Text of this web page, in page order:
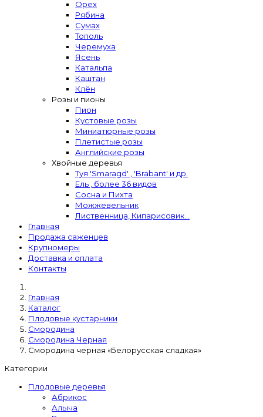
Орех
Рябина
Сумах
Тополь
Черемуха
Ясень
Катальпа
Каштан
Клён
Розы и пионы
Пион
Кустовые розы
Миниатюрные розы
Плетистые розы
Английские розы
Хвойные деревья
Туя 'Smaragd' , 'Brabant' и др.
Ель , более 36 видов
Сосна и Пихта
Можжевельник
Лиственница, Кипарисовик...
Главная
Продажа саженцев
Крупномеры
Доставка и оплата
Контакты
Главная
Каталог
Плодовые кустарники
Смородина
Смородина Черная
Смородина черная «Белорусская сладкая»
Категории
Плодовые деревья
Абрикос
Алыча